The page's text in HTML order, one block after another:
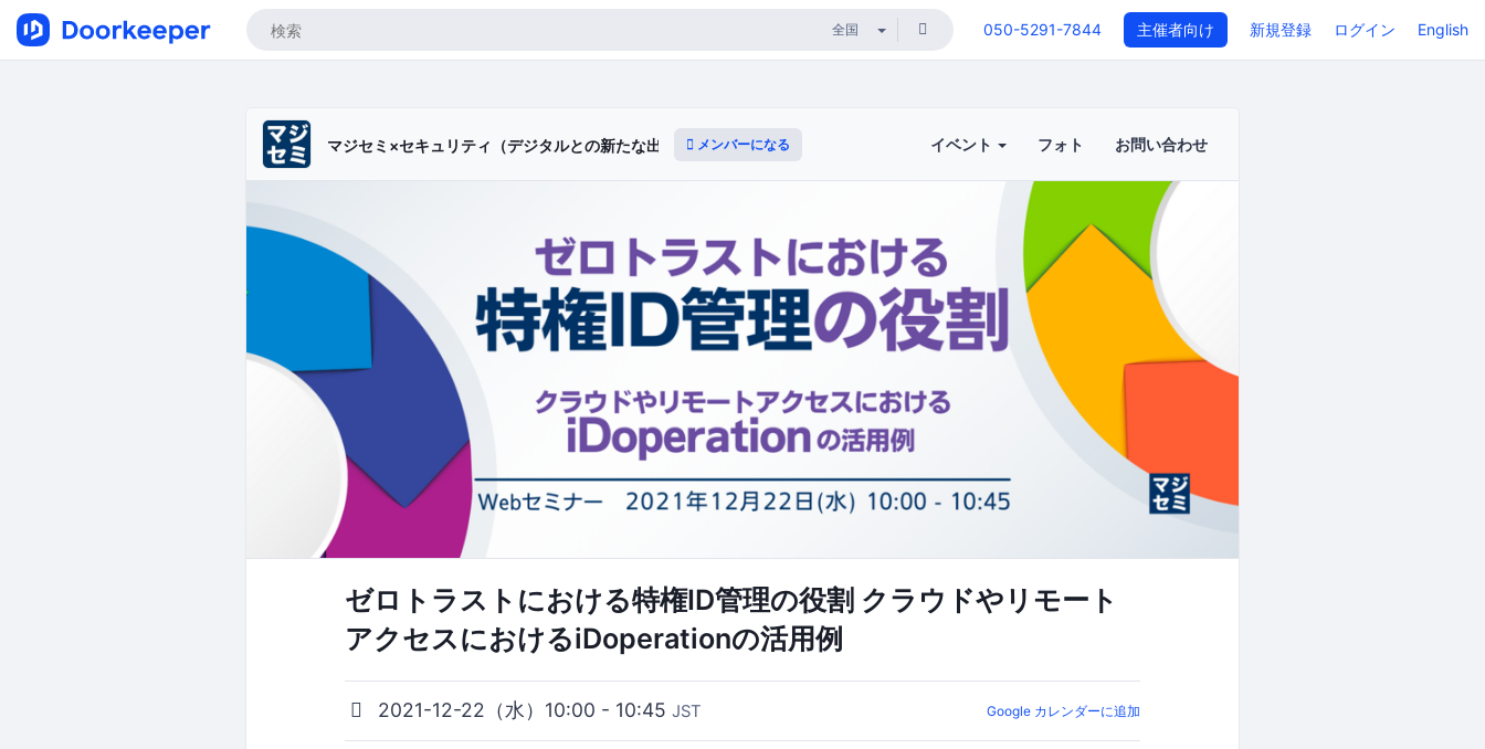
050-5291-7844 主催者向け 新規登録 ログイン English
マジセミ×セキュリティ（デジタルとの新たな出会いと体験）
メンバーになる イベント フォト お問い合わせ
ゼロトラストにおける特権ID管理の役割 クラウドやリモート
アクセスにおけるiDoperationの活用例
2021-12-22（水）10:00 - 10:45 JST Google カレンダーに追加